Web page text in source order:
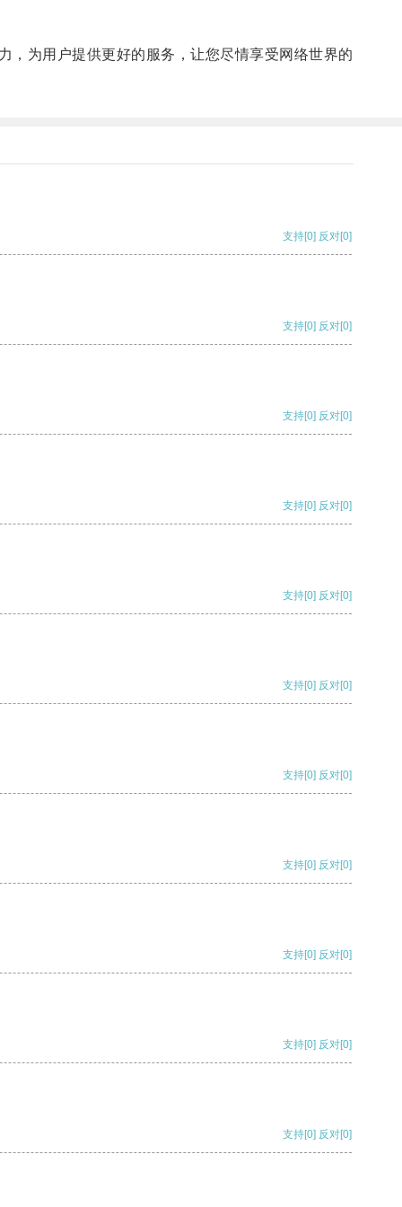
为用户提供更好的服务，让您尽情享受网络世界的
支持[0] 反对[0]
支持[0] 反对[0]
支持[0] 反对[0]
支持[0] 反对[0]
支持[0] 反对[0]
支持[0] 反对[0]
支持[0] 反对[0]
支持[0] 反对[0]
支持[0] 反对[0]
支持[0] 反对[0]
支持[0] 反对[0]